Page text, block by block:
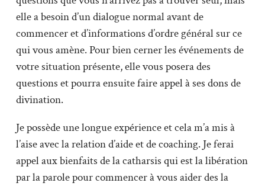
elle a besoin d’un dialogue normal avant de
commencer et d’informations d’ordre général sur ce
qui vous amène. Pour bien cerner les événements de
votre situation présente, elle vous posera des
questions et pourra ensuite faire appel à ses dons de
divination.
Je possède une longue expérience et cela m’a mis à
l’aise avec la relation d’aide et de coaching. Je ferai
appel aux bienfaits de la catharsis qui est la libération
par la parole pour commencer à vous aider des la